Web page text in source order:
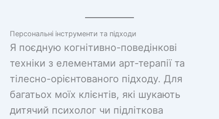
Персональні інструменти та підходи
Я поєдную когнітивно-поведінкові
техніки з елементами арт-терапії та
тілесно-орієнтованого підходу. Для
багатьох моїх клієнтів, які шукають
дитячий психолог чи підліткова